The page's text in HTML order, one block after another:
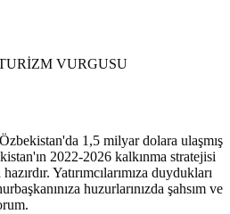
VURGUSU
1,5 milyar dolara ulaşmış
2022-2026 kalkınma stratejisi
Yatırımcılarımıza duydukları
huzurlarınızda şahsım ve